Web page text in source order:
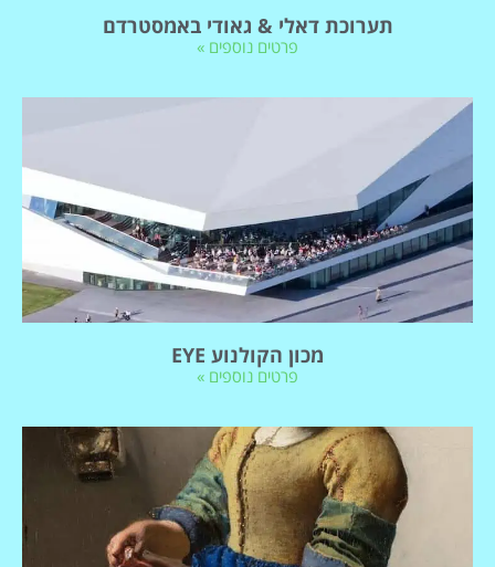
תערוכת דאלי & גאודי באמסטרדם
פרטים נוספים »
מכון הקולנוע EYE
פרטים נוספים »